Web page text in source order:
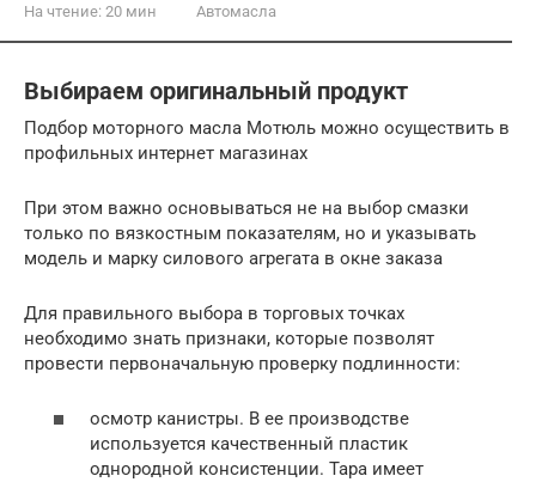
На чтение: 20 мин Автомасла
Выбираем оригинальный продукт
Подбор моторного масла Мотюль можно осуществить в
профильных интернет магазинах
При этом важно основываться не на выбор смазки
только по вязкостным показателям, но и указывать
модель и марку силового агрегата в окне заказа
Для правильного выбора в торговых точках
необходимо знать признаки, которые позволят
провести первоначальную проверку подлинности:
осмотр канистры. В ее производстве
используется качественный пластик
однородной консистенции. Тара имеет